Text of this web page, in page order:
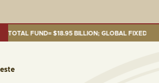
FUND= $18.95 BILLION; GLOBAL FIXED